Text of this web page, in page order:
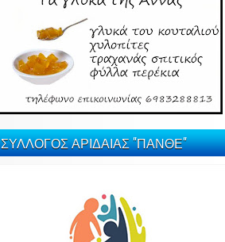
ΣΥΛΛΟΓΟΣ ΑΡΙΔΑΙΑΣ "ΠΑΝΘΕ"